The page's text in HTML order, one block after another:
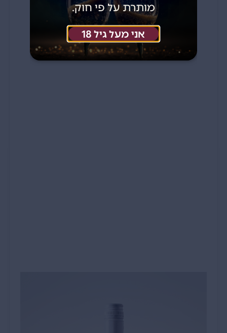
מותרת על פי חוק.
אני מעל גיל 18